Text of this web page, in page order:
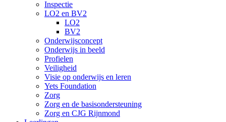
Inspectie
LO2 en BV2
LO2
BV2
Onderwijsconcept
Onderwijs in beeld
Profielen
Veiligheid
Visie op onderwijs en leren
Yets Foundation
Zorg
Zorg en de basisondersteuning
Zorg en CJG Rijnmond